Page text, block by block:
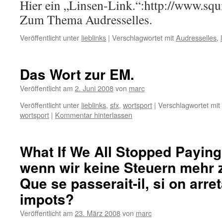
Hier ein „Linsen-Link.“:http://
Zum Thema Audresselles.
Veröffentlicht unter lieblinks | Verschlagwortet mitAudresselles,
Das Wort zur EM.
Veröffentlicht am 2. Juni 2008von marc
Veröffentlicht unter lieblinks, sfx, wortsport | Verschlagwortet mit
wortsport | Kommentar hinterlassen
What If We All Stopped
wenn wir keine Steuern mehr
Que se passerait-il, si on
impots?
Veröffentlicht am 23. März 2008von marc